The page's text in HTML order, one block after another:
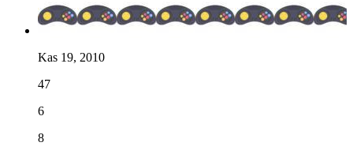
Kas 19, 2010
47
6
8